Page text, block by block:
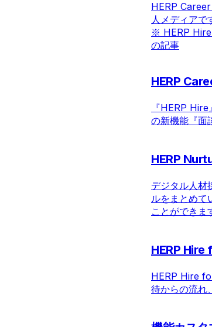
HERP
人メディアで
※ HERP Hire
の記事
HERP
『HERP
の新機能『面
HERP
デジタル人材
ルをまとめて
ことができま
HERP
HERP Hire
待からの流れ